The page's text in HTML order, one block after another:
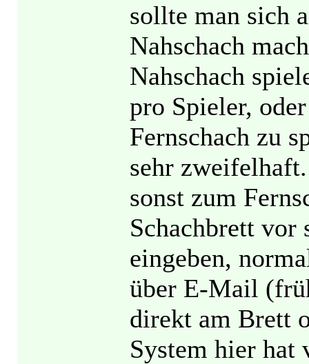
sollte man sich
Nahschach
Nahschach
pro Spieler,
Fernschach zu
sehr
sonst zum
Schachbrett vor
eingeben,
über E-Mail
direkt am Brett
System hier